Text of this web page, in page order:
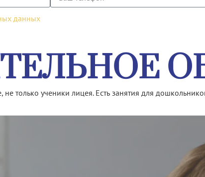
данных
не только ученики лицея. Есть занятия для